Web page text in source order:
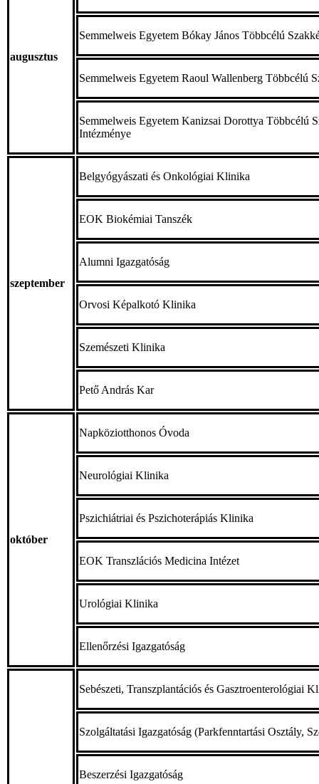
augusztus
Semmelweis Egyetem Bókay János Többcélú
Semmelweis Egyetem Raoul Wallenberg Többcélú
Semmelweis Egyetem Kanizsai Dorottya Többcélú
Intézménye
szeptember
Belgyógyászati és Onkológiai Klinika
EOK Biokémiai Tanszék
Alumni Igazgatóság
Orvosi Képalkotó Klinika
Szemészeti Klinika
Pető András Kar
október
Napköziotthonos Óvoda
Neurológiai Klinika
Pszichiátriai és Pszichoterápiás Klinika
EOK Transzlációs Medicina Intézet
Urológiai Klinika
Ellenőrzési Igazgatóság
Sebészeti, Transzplantációs és Gasztroenterológiai
Szolgáltatási Igazgatóság (Parkfenntartási Osztály,
Beszerzési Igazgatóság